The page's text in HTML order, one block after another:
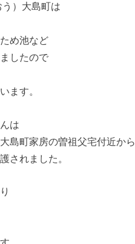
）大島町は
め池など
したので
ます。
は
島町家房の曽祖父宅付近から
されました。